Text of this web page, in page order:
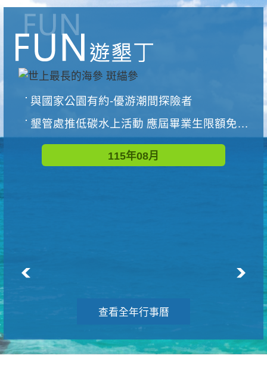
與國家公園有約-優游潮間探險者
墾管處推低碳水上活動 應屆畢業生限額免費參加
115年08月
查看全年行事曆